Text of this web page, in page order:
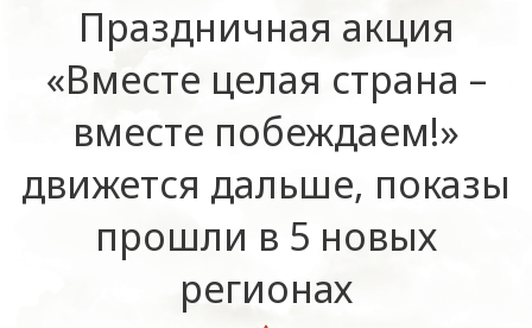
Праздничная акция
«Вместе целая страна –
вместе побеждаем!»
движется дальше, показы
прошли в 5 новых
регионах